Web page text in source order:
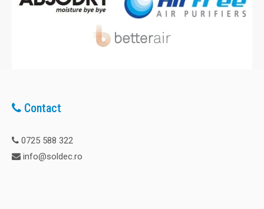
Contact
0725 588 322
info@soldec.ro